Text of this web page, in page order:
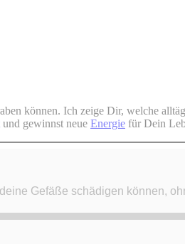
können. Ich zeige Dir, welche
und gewinnst neue Energie für Dein